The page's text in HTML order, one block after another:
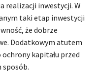
realizacji inwestycji. W
taki etap inwestycji
że dobrze
Dodatkowym atutem
ochrony kapitału przed
sposób.